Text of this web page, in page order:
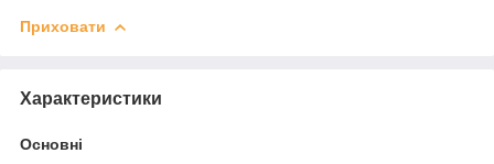
Приховати
Характеристики
Основні